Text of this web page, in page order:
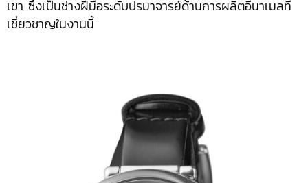
เขา ซึ่งเป็นช่างฝีมือระดับปรมาจารย์ด้านการผลิตอีนาเมลที่
เชี่ยวชาญในงานนี้